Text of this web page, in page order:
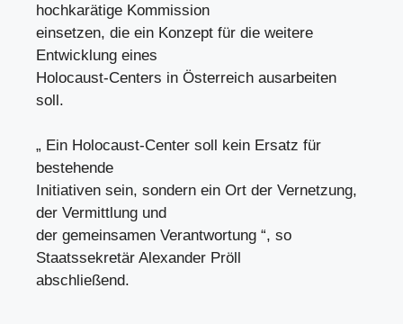
hochkarätige Kommission
einsetzen, die ein Konzept für die weitere
Entwicklung eines
Holocaust-Centers in Österreich ausarbeiten
soll.
„ Ein Holocaust-Center soll kein Ersatz für
bestehende
Initiativen sein, sondern ein Ort der Vernetzung,
der Vermittlung und
der gemeinsamen Verantwortung “, so
Staatssekretär Alexander Pröll
abschließend.